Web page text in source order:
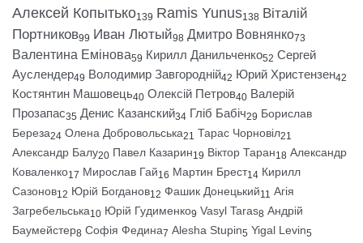
Алексей Копытько139 Ramis Yunus138 Віталій
Портников99 Иван Лютый98 Дмитро Вовнянко73
Валентина Емінова59 Кирилл Данильченко52 Сергей
Ауслендер49 Володимир Завгородній42 Юрий Христензен42
Костянтин Машовець40 Олексій Петров40 Валерій
Прозапас35 Денис Казанский34 Гліб Бабіч29 Борислав
Береза24 Олена Добровольська21 Тарас Чорновіл21
Александр Балу20 Павел Казарин19 Віктор Таран18 Александр
Коваленко17 Мирослав Гай16 Мартин Брест14 Кирилл
Сазонов12 Юрій Богданов12 Фашик Донецький11 Агія
Загребельська10 Юрій Гудименко9 Vasyl Taras8 Андрій
Баумейстер8 Софія Федина7 Alesha Stupin5 Yigal Levin5